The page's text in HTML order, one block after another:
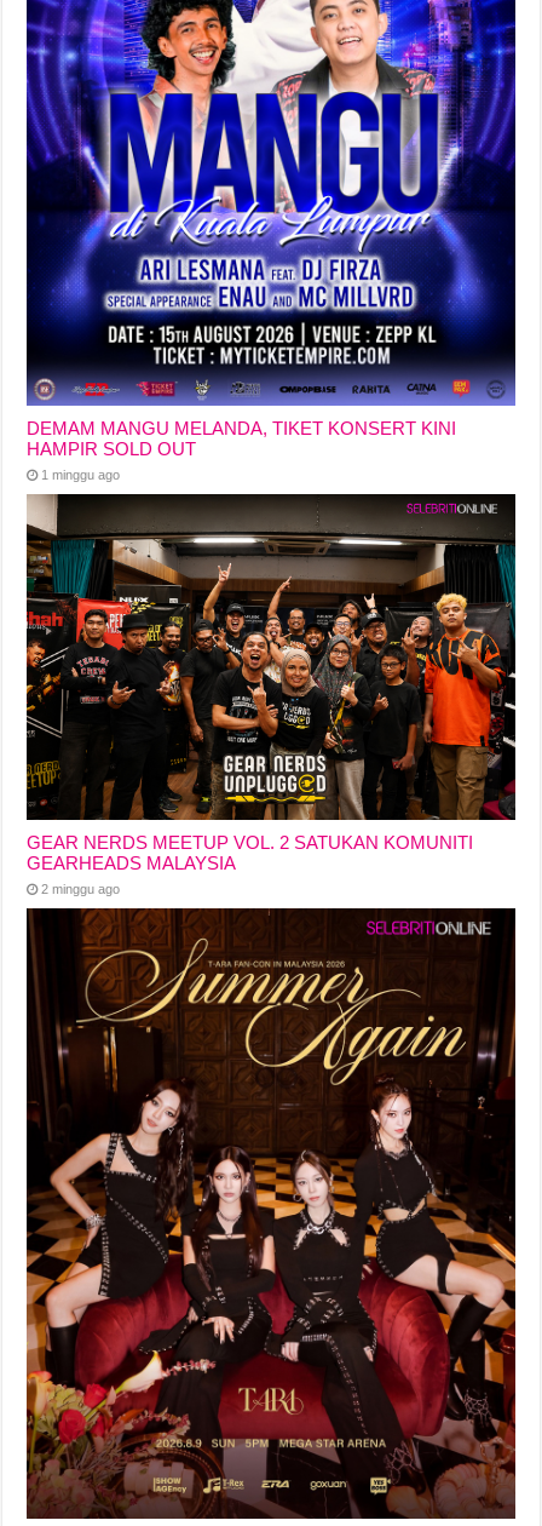
DEMAM MANGU MELANDA, TIKET KONSERT KINI
HAMPIR SOLD OUT
1 minggu ago
GEAR NERDS MEETUP VOL. 2 SATUKAN KOMUNITI
GEARHEADS MALAYSIA
2 minggu ago